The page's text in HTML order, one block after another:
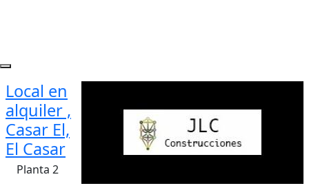
Local en
alquiler ,
Casar El,
El Casar
Planta 2